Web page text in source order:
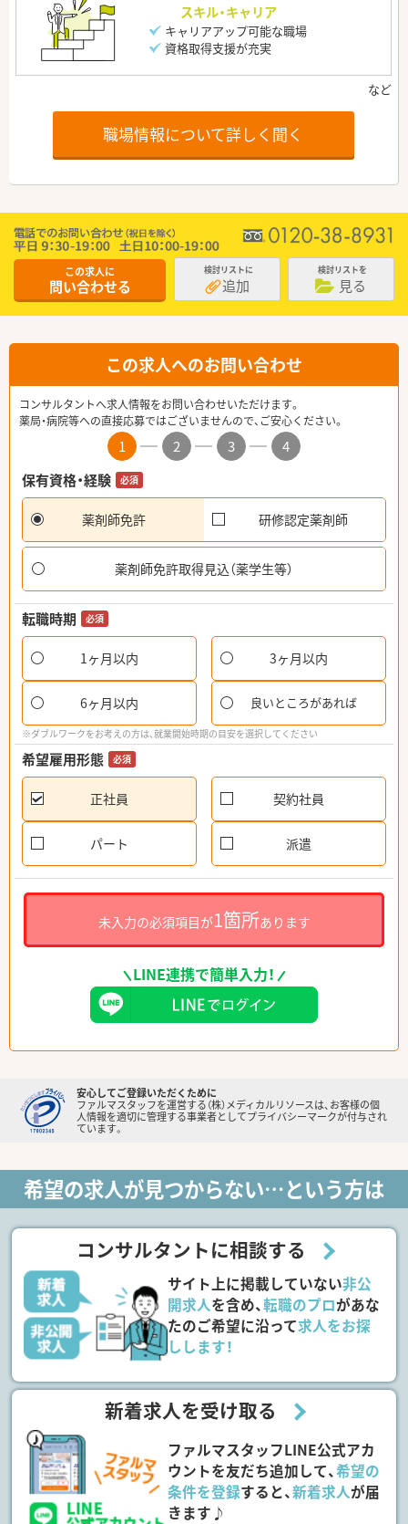
スキル・キャリア
キャリアアップ可能な職場
資格取得支援が充実
職場情報について詳しく聞く
この求人に
問い合わせる
検討リストに
追加
検討リストを
見る
この求人へのお問い合わせ
コンサルタントへ求人情報をお問い合わせいただけます。
薬局・病院等への直接応募ではございませんので、ご安心ください。
1 2 3
4
保有資格・経験
必須
薬剤師免許 研修認定薬剤師
薬剤師免許取得見込（薬学生等）
転職時期 必須
1ヶ月以内 3ヶ月以内
6ヶ月以内 良いところがあれば
※ダブルワークをお考えの方は、就業開始時期の目安を選択してください
希望雇用形態 必須
正社員 契約社員
パート 派遣
未入力の必須項目が1箇所あります
LINE連携で簡単入力！
安心してご登録いただくために
ファルマスタッフを運営する（株）メディカルリソースは、お客様の個
人情報を適切に管理する事業者としてプライバシーマークが付与され
ています。
希望の求人が見つからない…という方は
コンサルタントに相談する
サイト上に掲載していない非公
開求人を含め、転職のプロがあな
たのご希望に沿って求人をお探
しします！
新着求人を受け取る
ファルマスタッフLINE公式アカ
ウントを友だち追加して、希望の
条件を登録すると、新着求人が届
きます♪